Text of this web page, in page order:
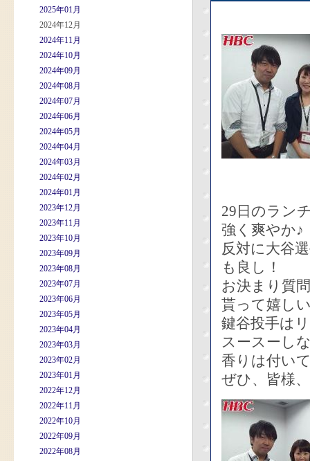
2025年01月
2024年12月
2024年11月
2024年10月
2024年09月
2024年08月
2024年07月
2024年06月
2024年05月
2024年04月
2024年03月
2024年02月
2024年01月
2023年12月
2023年11月
2023年10月
2023年09月
2023年08月
2023年07月
2023年06月
2023年05月
2023年04月
2023年03月
2023年02月
2023年01月
2022年12月
2022年11月
2022年10月
2022年09月
2022年08月
29日のラン
強く爽やか♪
反対に大谷
も良し！
お決まり質
貰って嬉し
鍵谷投手は
スースーし
香りは付い
ぜひ、皆様